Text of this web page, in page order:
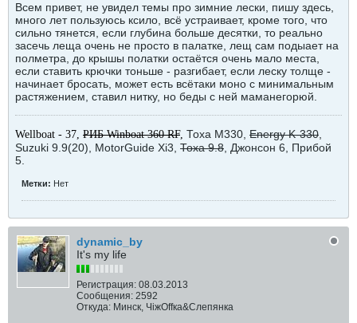
Всем привет, не увидел темы про зимние лески, пишу здесь,
много лет пользуюсь ксило, всё устраивает, кроме того, что
сильно тянется, если глубина больше десятки, то реально
засечь леща очень не просто в палатке, лещ сам подыает на
полметра, до крышы полатки остаётся очень мало места,
если ставить крючки тоньше - разгибает, если леску толще -
начинает бросать, может есть всётаки моно с минимальным
растяжением, ставил нитку, но беды с ней маманегорюй.
Wellboat - 37, РИБ Winboat 360 RF, Тоха М330, Energy K-330
Suzuki 9.9(20), MotorGuide Xi3, Тоха 9.8 , Джонсон 6, Прибой
5.
Метки: Нет
dynamic_by
It's my life
Регистрация: 08.03.2013
Сообщения: 2592
Откуда: Минск, ЧіжOffка&Слепянка